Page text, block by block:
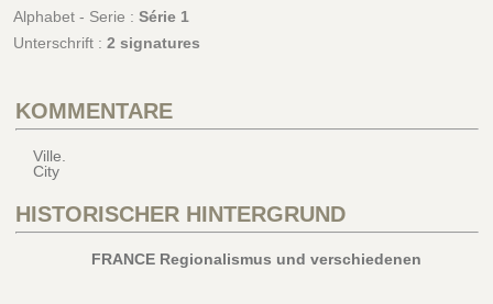
Alphabet - Serie : Série 1
Unterschrift : 2 signatures
KOMMENTARE
Ville.
City
HISTORISCHER HINTERGRUND
FRANCE Regionalismus und verschiedenen